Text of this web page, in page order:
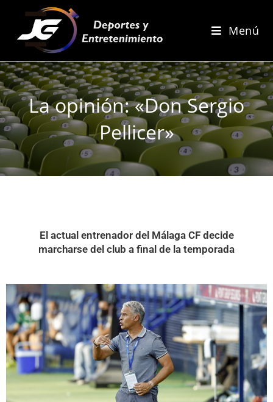
Menú
La opinión: «Don Sergio
Pellicer»
El actual entrenador del Málaga CF decide
marcharse del club a final de la temporada